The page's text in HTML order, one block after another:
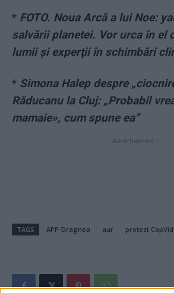
* FOTO. Noua Arcă a lui Noe:
salvării planetei. Vor urca în el
lumii şi experţii în schimbări
* Simona Halep despre
Răducanu la Cluj: „Probabil
mamaie», cum spune ea”
- Advertisement -
TAGS APP-Dragnea aur protest CapVid